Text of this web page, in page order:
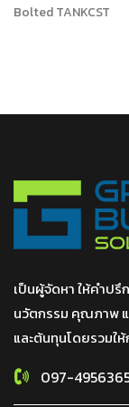
Bolted TANKCST
เป็นผู้จัดหา ให้คำปรึ
นวัตกรรม คุณภาพ แ
และต้นทุนโดยรวมใ
097-